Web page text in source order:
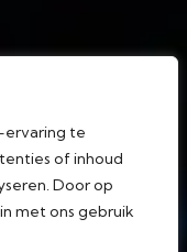
ervaring te
of inhoud
Door op
met ons gebruik